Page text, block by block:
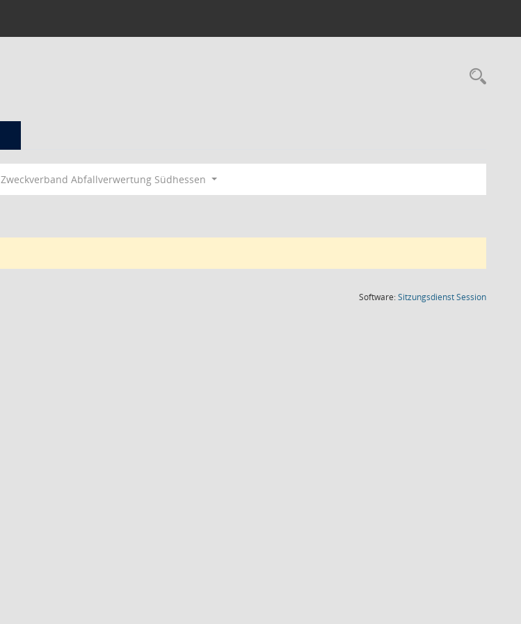
Zweckverband Abfallverwertung Südhessen
Software:SitzungsdienstSession(Wird in